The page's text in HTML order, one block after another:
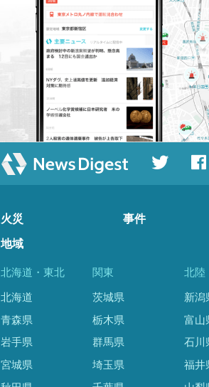
火災 事件
地域
北海道・東北
北海道
青森県
岩手県
宮城県
関東
茨城県
栃木県
群馬県
埼玉県
北陸
新潟
富山
石川
福井